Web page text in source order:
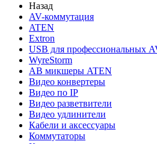
Назад
AV-коммутация
ATEN
Extron
USB для профессиональных
WyreStorm
АВ микшеры ATEN
Видео конвертеры
Видео по IP
Видео разветвители
Видео удлинители
Кабели и аксессуары
Коммутаторы